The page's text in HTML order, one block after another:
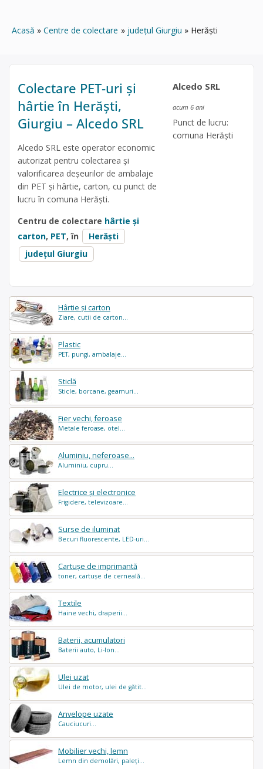
Acasă Centre de colectare județul Giurgiu Herăști
Hârtie și carton
Ziare, cutii de carton...
Plastic
PET, pungi, ambalaje...
Sticlă
Sticle, borcane, geamuri...
Fier vechi, feroase
Metale feroase, otel...
Aluminiu, neferoase...
Aluminiu, cupru...
Electrice și electronice
Frigidere, televizoare...
Surse de iluminat
Becuri fluorescente, LED-uri...
Cartușe de imprimantă
toner, cartușe de cerneală...
Textile
Haine vechi, draperii...
Baterii, acumulatori
Baterii auto, Li-Ion...
Ulei uzat
Ulei de motor, ulei de gătit...
Anvelope uzate
Cauciucuri...
Mobilier vechi, lemn
Lemn din demolări, paleți...
Colectare PET-uri și
hârtie în Herăști,
Giurgiu – Alcedo SRL
Alcedo SRL este operator economic
autorizat pentru colectarea și
valorificarea deșeurilor de ambalaje
din PET și hârtie, carton, cu punct de
lucru în comuna Herăști.
Centru de colectare hârtie și
carton, PET, în
Herăști
județul Giurgiu
Alcedo SRL
acum 6 ani
Punct de lucru:
comuna Herăști